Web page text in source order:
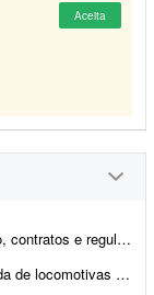
Aceita
humano e focado na seguranç...
Junto da proposta, envie seu ...